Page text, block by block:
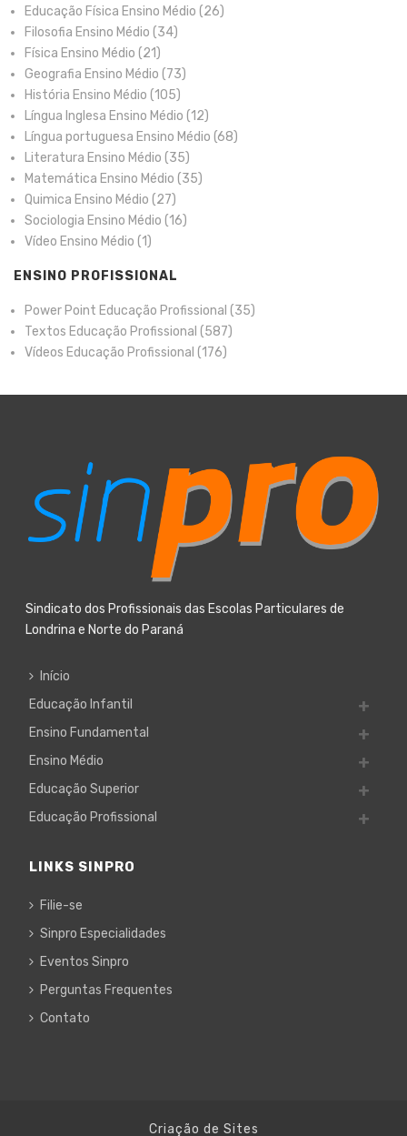
Educação Física Ensino Médio (26)
Filosofia Ensino Médio (34)
Física Ensino Médio (21)
Geografia Ensino Médio (73)
História Ensino Médio (105)
Língua Inglesa Ensino Médio (12)
Língua portuguesa Ensino Médio (68)
Literatura Ensino Médio (35)
Matemática Ensino Médio (35)
Quimica Ensino Médio (27)
Sociologia Ensino Médio (16)
Vídeo Ensino Médio (1)
ENSINO PROFISSIONAL
Power Point Educação Profissional (35)
Textos Educação Profissional (587)
Vídeos Educação Profissional (176)
Sindicato dos Profissionais das Escolas Particulares de
Londrina e Norte do Paraná
Início
Educação Infantil
Ensino Fundamental
Ensino Médio
Educação Superior
Educação Profissional
LINKS SINPRO
Filie-se
Sinpro Especialidades
Eventos Sinpro
Perguntas Frequentes
Contato
Criação de Sites